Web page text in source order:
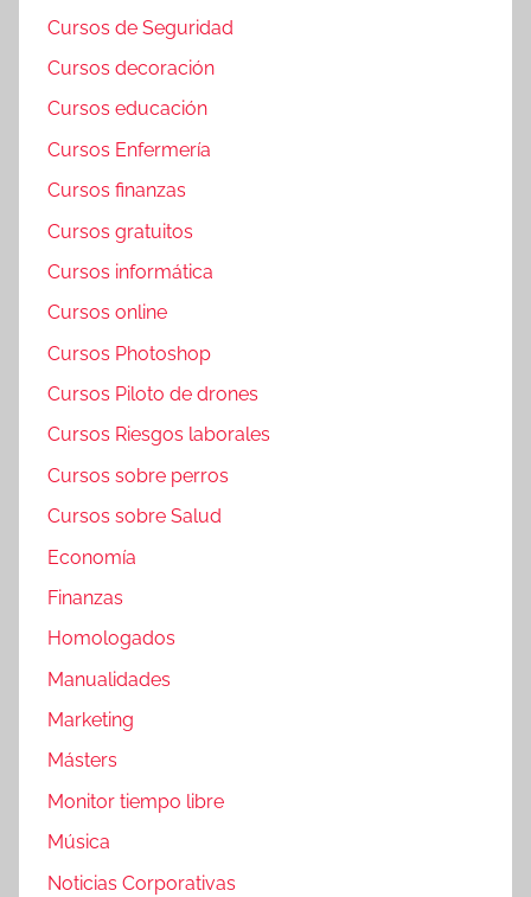
Cursos de Seguridad
Cursos decoración
Cursos educación
Cursos Enfermería
Cursos finanzas
Cursos gratuitos
Cursos informática
Cursos online
Cursos Photoshop
Cursos Piloto de drones
Cursos Riesgos laborales
Cursos sobre perros
Cursos sobre Salud
Economía
Finanzas
Homologados
Manualidades
Marketing
Másters
Monitor tiempo libre
Música
Noticias Corporativas